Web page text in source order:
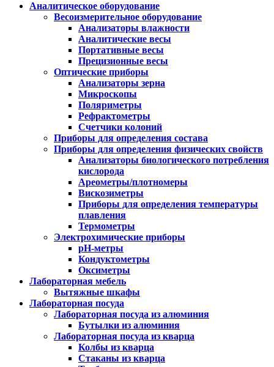
Аналитическое оборудование
Весоизмерительное оборудование
Анализаторы влажности
Аналитические весы
Портативные весы
Прецизионные весы
Оптические приборы
Анализаторы зерна
Микроскопы
Поляриметры
Рефрактометры
Счетчики колоний
Приборы для определения состава
Приборы для определения физических свойств
Анализаторы биологического потребления
кислорода
Ареометры/плотномеры
Вискозиметры
Приборы для определения температуры
плавления
Термометры
Электрохимические приборы
pH-метры
Кондуктометры
Оксиметры
Лабораторная мебель
Вытяжные шкафы
Лабораторная посуда
Лабораторная посуда из алюминия
Бутылки из алюминия
Лабораторная посуда из кварца
Колбы из кварца
Стаканы из кварца